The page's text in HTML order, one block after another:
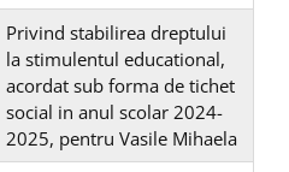
Privind stabilirea dreptului
la stimulentul educational,
acordat sub forma de tichet
social in anul scolar 2024-
2025, pentru Vasile Mihaela